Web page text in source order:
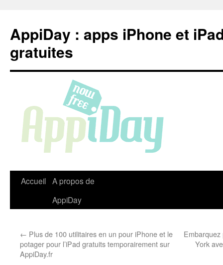
contenu
AppiDay : apps iPhone et
gratuites
Accueil A propos de
AppiDay
← Plus de 100 utilitaires en un pour iPhone et le
potager pour l’iPad gratuits temporairement sur
AppiDay.fr
York